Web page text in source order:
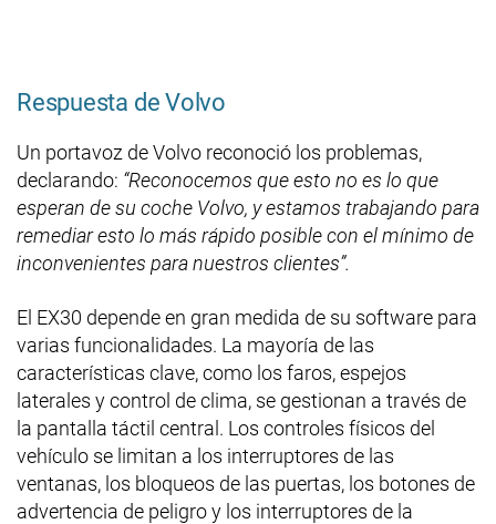
Respuesta de Volvo
Un portavoz de Volvo reconoció los problemas,
declarando: “Reconocemos que esto no es lo que
esperan de su coche Volvo, y estamos trabajando para
remediar esto lo más rápido posible con el mínimo de
inconvenientes para nuestros clientes”.
El EX30 depende en gran medida de su software para
varias funcionalidades. La mayoría de las
características clave, como los faros, espejos
laterales y control de clima, se gestionan a través de
la pantalla táctil central. Los controles físicos del
vehículo se limitan a los interruptores de las
ventanas, los bloqueos de las puertas, los botones de
advertencia de peligro y los interruptores de la